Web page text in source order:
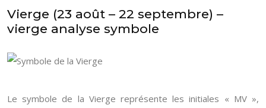
Vierge (23 août – 22 septembre) –
vierge analyse symbole
Le symbole de la Vierge représente les initiales « MV »,